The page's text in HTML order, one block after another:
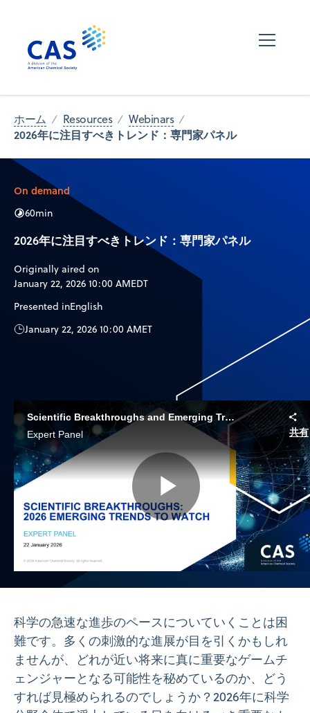
ホーム Resources Webinars
2026年に注目すべきトレンド：専門家パネル
On demand
60min
2026年に注目すべきトレンド：専門家パネル
Originally aired on
January 22, 2026 10:00 AMEDT
Presented inEnglish
January 22, 2026 10:00 AMET
Scientific Breakthroughs and Emerging Trends to Watch in 2026
Expert Panel
共有
Play
Video
科学の急速な進歩のペースについていくことは困
難です。多くの刺激的な進展が目を引くかもしれ
ませんが、どれが近い将来に真に重要なゲームチ
ェンジャーとなる可能性を秘めているのか、どう
すれば見極められるのでしょうか？2026年に科学